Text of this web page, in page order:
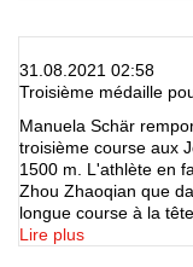
31.08.2021 02:58
Troisième médaille
Manuela Schär
troisième course aux
1500 m. L'athlète en
Zhou Zhaoqian que
longue course à la
Lire plus